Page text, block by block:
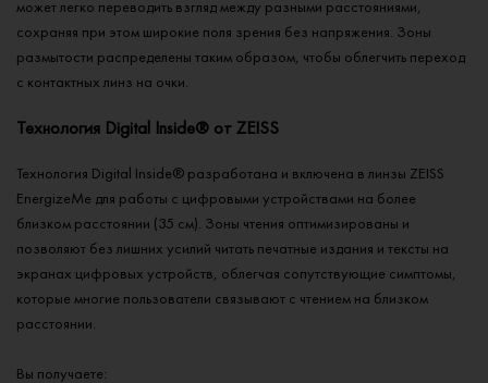
может легко переводить взгляд между разными расстояниями,
сохраняя при этом широкие поля зрения без напряжения. Зоны
размытости распределены таким образом, чтобы облегчить переход
с контактных линз на очки.
Технология Digital Inside® от ZEISS
Технология Digital Inside® разработана и включена в линзы ZEISS
EnergizeMe для работы с цифровыми устройствами на более
близком расстоянии (35 см). Зоны чтения оптимизированы и
позволяют без лишних усилий читать печатные издания и тексты на
экранах цифровых устройств, облегчая сопутствующие симптомы,
которые многие пользователи связывают с чтением на близком
расстоянии.
Вы получаете: